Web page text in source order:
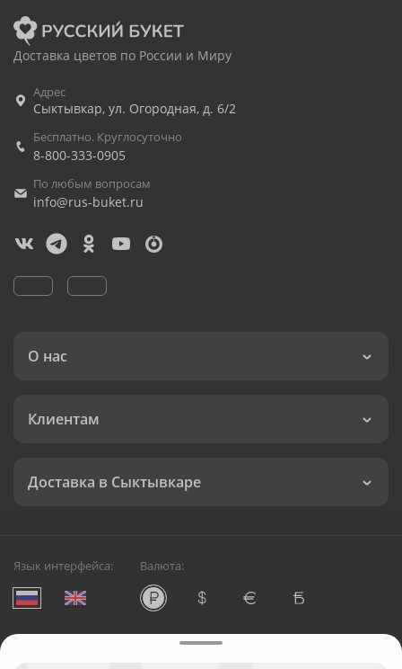
Доставка цветов по России и Миру
Адрес
Сыктывкар, ул. Огородная, д. 6/2
Бесплатно. Круглосуточно
8-800-333-0905
По любым вопросам
info@rus-buket.ru
О нас
Клиентам
Доставка в Сыктывкаре
Язык интерфейса: Валюта:
Служба круглосуточной доставки цветов в Сыктывкаре